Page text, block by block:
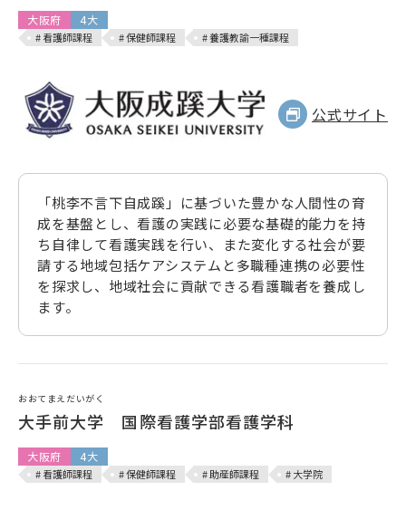
大阪府 4大
# 看護師課程 # 保健師課程 # 養護教諭一種課程
公式サイト
「桃李不言下自成蹊」に基づいた豊かな人間性の育
成を基盤とし、看護の実践に必要な基礎的能力を持
ち自律して看護実践を行い、また変化する社会が要
請する地域包括ケアシステムと多職種連携の必要性
を探求し、地域社会に貢献できる看護職者を養成し
ます。
おおてまえだいがく
大手前大学 国際看護学部看護学科
大阪府 4大
# 看護師課程 # 保健師課程 # 助産師課程 # 大学院